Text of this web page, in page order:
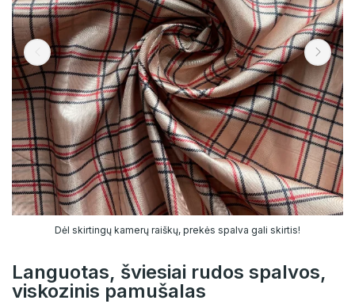
Dėl skirtingų kamerų raiškų, prekės spalva gali skirtis!
Languotas, šviesiai rudos spalvos,
viskozinis pamušalas